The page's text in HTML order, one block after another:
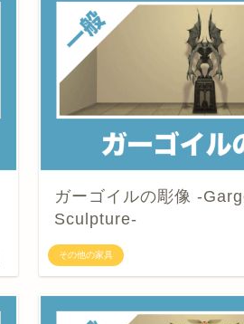
その他の家具
ガーゴイルの彫像 -
Sculpture-